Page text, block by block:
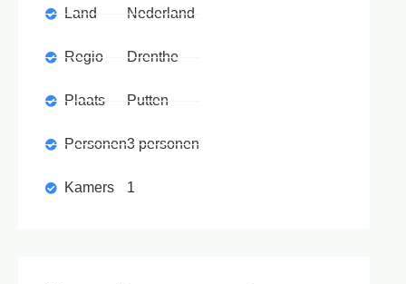
Land
Regio
Plaats
Personen
Kamers
Nederland
Drenthe
Putten
3 personen
1